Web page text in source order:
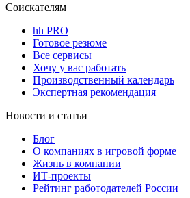
Соискателям
hh PRO
Готовое резюме
Все сервисы
Хочу у вас работать
Производственный календарь
Экспертная рекомендация
Новости и статьи
Блог
О компаниях в игровой форме
Жизнь в компании
ИТ-проекты
Рейтинг работодателей России